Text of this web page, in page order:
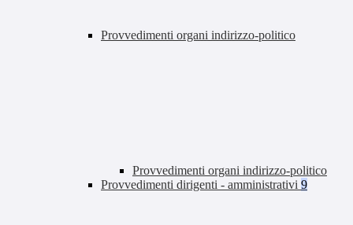
Provvedimenti organi indirizzo-politico
Provvedimenti organi indirizzo-politico
Provvedimenti dirigenti - amministrativi 9